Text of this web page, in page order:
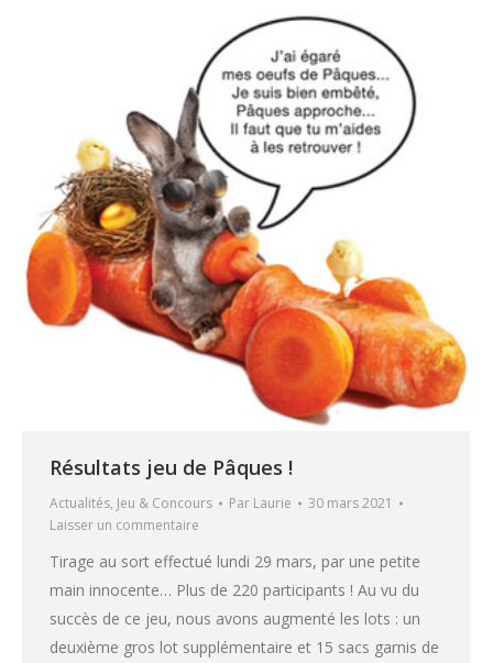
Résultats jeu de Pâques !
Actualités, Jeu & Concours Par Laurie
30 mars 2021
Laisser un commentaire
Tirage au sort effectué lundi 29 mars, par une petite
main innocente… Plus de 220 participants ! Au vu du
succès de ce jeu, nous avons augmenté les lots : un
deuxième gros lot supplémentaire et 15 sacs garnis de